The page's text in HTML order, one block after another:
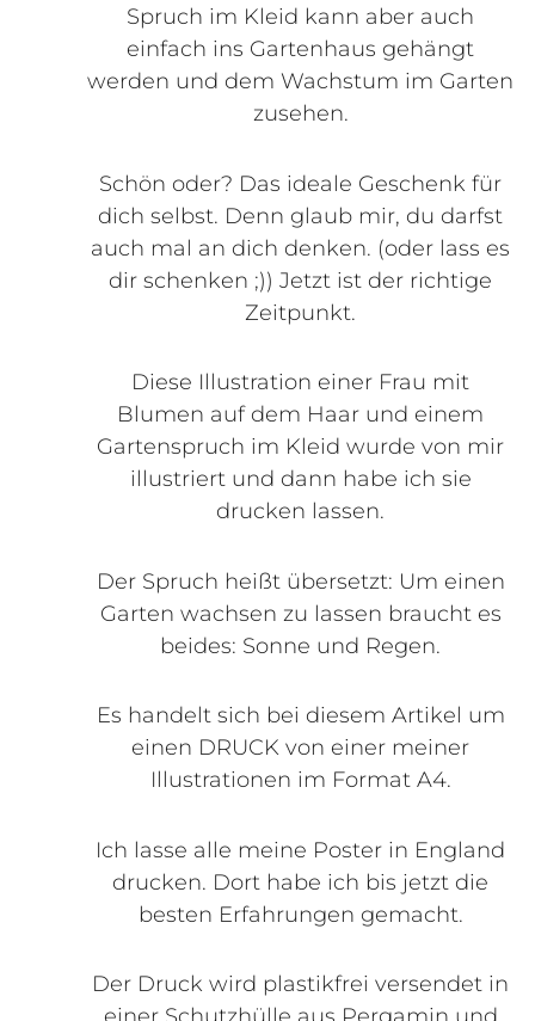
Spruch im Kleid kann aber auch
einfach ins Gartenhaus gehängt
werden und dem Wachstum im Garten
zusehen.
Schön oder? Das ideale Geschenk für
dich selbst. Denn glaub mir, du darfst
auch mal an dich denken. (oder lass es
dir schenken ;)) Jetzt ist der richtige
Zeitpunkt.
Diese Illustration einer Frau mit
Blumen auf dem Haar und einem
Gartenspruch im Kleid wurde von mir
illustriert und dann habe ich sie
drucken lassen.
Der Spruch heißt übersetzt: Um einen
Garten wachsen zu lassen braucht es
beides: Sonne und Regen.
Es handelt sich bei diesem Artikel um
einen DRUCK von einer meiner
Illustrationen im Format A4.
Ich lasse alle meine Poster in England
drucken. Dort habe ich bis jetzt die
besten Erfahrungen gemacht.
Der Druck wird plastikfrei versendet in